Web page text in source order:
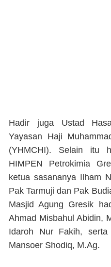
Hadir juga Ustad
Yayasan Haji
(YHMCHI). Selain itu
HIMPEN Petrokimia
ketua sasananya Ilham
Pak Tarmuji dan Pak
Masjid Agung Gresik
Ahmad Misbahul Abidin,
Idaroh Nur Fakih,
Mansoer Shodiq, M.Ag.